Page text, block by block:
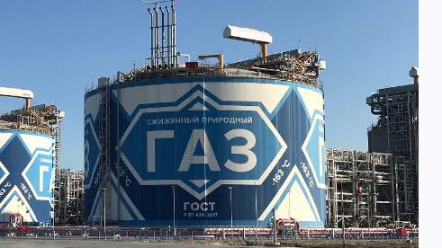
Карты
О нас
@Infotek_Russia